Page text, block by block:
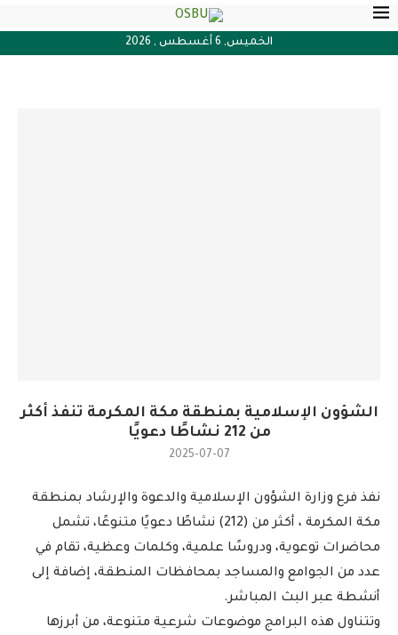
الخميس, 6 أغسطس , 2026
الشؤون الإسلامية بمنطقة مكة المكرمة تنفذ أكثر
من 212 نشاطًا دعويًا
2025-07-07
نفذ فرع وزارة الشؤون الإسلامية والدعوة والإرشاد بمنطقة
مكة المكرمة ، أكثر من (212) نشاطًا دعويًا متنوعًا، تشمل
محاضرات توعوية، ودروسًا علمية، وكلمات وعظية، تقام في
عدد من الجوامع والمساجد بمحافظات المنطقة، إضافة إلى
أنشطة عبر البث المباشر.
وتتناول هذه البرامج موضوعات شرعية متنوعة، من أبرزها